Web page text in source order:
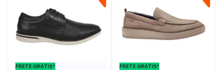
FRETE GRÁTIS* FRETE GRÁTIS*